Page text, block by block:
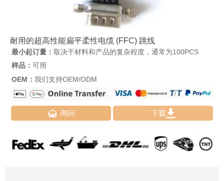
耐用的超高性能扁平柔性电缆 (FFC) 跳线
最小起订量： 取决于材料和产品的复杂程度，通常为100PCS
样品： 可用
OEM： 我们支持OEM/ODM
 询问 下载